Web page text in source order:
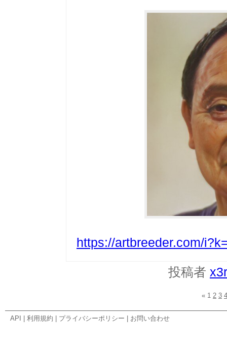
https://artbreeder.com/
投稿者
« 1 2 3 4
API 利用規約 プライバシーポリシー お問い合わせ